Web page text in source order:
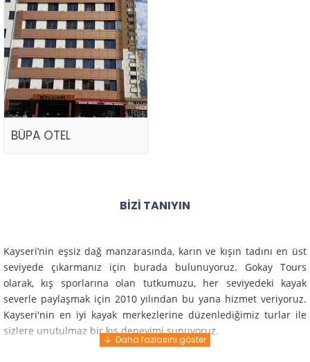
BÜPA OTEL
BIZI TANIYIN
Kayseri’nin eşsiz dağ manzarasında, karın ve kışın tadını en üst
seviyede çıkarmanız için burada bulunuyoruz. Gokay Tours
olarak, kış sporlarına olan tutkumuzu, her seviyedeki kayak
severle paylaşmak için 2010 yılından bu yana hizmet veriyoruz.
Kayseri'nin en iyi kayak merkezlerine düzenlediğimiz turlar ile
sizlere unutulmaz bir kış deneyimi sunuyoruz.